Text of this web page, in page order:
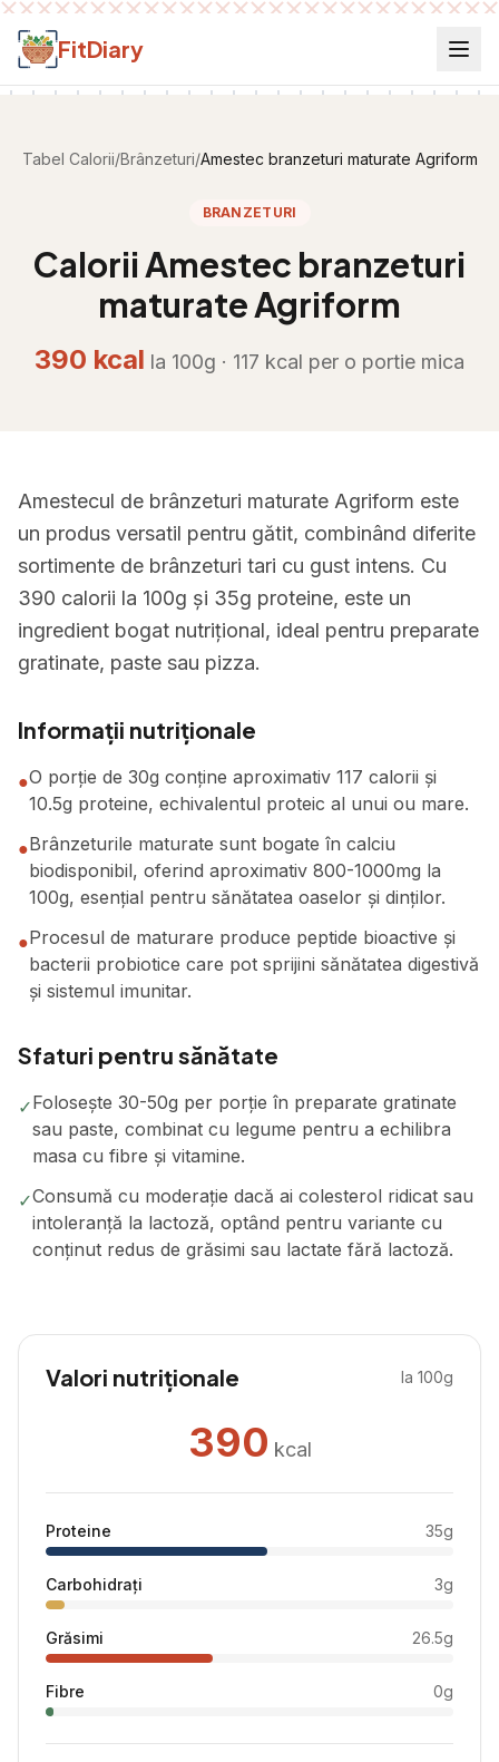
Salt la conținut
FitDiary
Tabel Calorii/Brânzeturi/Amestec branzeturi maturate Agriform
BRANZETURI
CaloriiAmestec branzeturi
maturate Agriform
390 kcal la 100g · 117 kcal per o portie mica
Amestecul de brânzeturi maturate Agriform este
un produs versatil pentru gătit, combinând diferite
sortimente de brânzeturi tari cu gust intens. Cu
390 calorii la 100g și 35g proteine, este un
ingredient bogat nutrițional, ideal pentru preparate
gratinate, paste sau pizza.
Informații nutriționale
●O porție de 30g conține aproximativ 117 calorii și
10.5g proteine, echivalentul proteic al unui ou mare.
●Brânzeturile maturate sunt bogate în calciu
biodisponibil, oferind aproximativ 800-1000mg la
100g, esențial pentru sănătatea oaselor și dinților.
●Procesul de maturare produce peptide bioactive și
bacterii probiotice care pot sprijini sănătatea digestivă
și sistemul imunitar.
Sfaturi pentru sănătate
✓Folosește 30-50g per porție în preparate gratinate
sau paste, combinat cu legume pentru a echilibra
masa cu fibre și vitamine.
✓Consumă cu moderație dacă ai colesterol ridicat sau
intoleranță la lactoză, optând pentru variante cu
conținut redus de grăsimi sau lactate fără lactoză.
Valori nutriționale la 100g
390 kcal
Proteine 35g
Carbohidrați 3g
Grăsimi 26.5g
Fibre 0g